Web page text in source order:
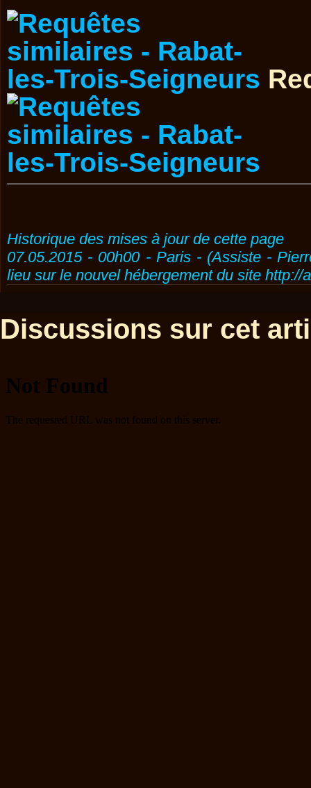
Historique des mises à jour de cette page
07.05.2015 - 00h00 - Paris - (Assiste -
lieu sur le nouvel hébergement du site http://
Discussions sur cet